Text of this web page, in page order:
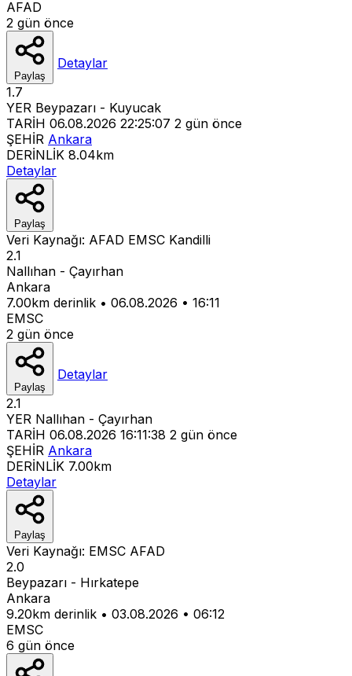
AFAD
2 gün önce
Paylaş
Detaylar
1.7
YER Beypazarı - Kuyucak
TARİH 06.08.2026 22:25:07 2 gün önce
ŞEHİR Ankara
DERİNLİK 8.04km
Detaylar
Paylaş
Veri Kaynağı: AFAD EMSC Kandilli
2.1
Nallıhan - Çayırhan
Ankara
7.00km derinlik • 06.08.2026 • 16:11
EMSC
2 gün önce
Paylaş
Detaylar
2.1
YER Nallıhan - Çayırhan
TARİH 06.08.2026 16:11:38 2 gün önce
ŞEHİR Ankara
DERİNLİK 7.00km
Detaylar
Paylaş
Veri Kaynağı: EMSC AFAD
2.0
Beypazarı - Hırkatepe
Ankara
9.20km derinlik • 03.08.2026 • 06:12
EMSC
6 gün önce